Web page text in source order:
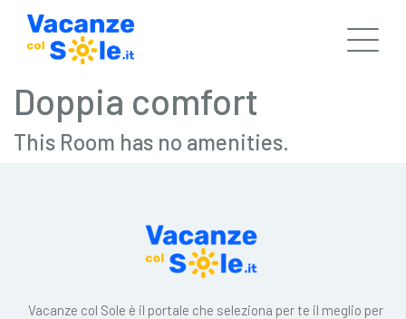
Doppia comfort
This Room has no amenities.
Vacanze col Sole è il portale che seleziona per te il meglio per